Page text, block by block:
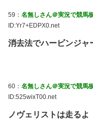
59： 名無しさん＠実況で競馬
ID:Yr7+EDPX0.net
消去法でハービンジャ
60： 名無しさん＠実況で競馬
ID:525wixT00.net
ノヴェリストは走るよ